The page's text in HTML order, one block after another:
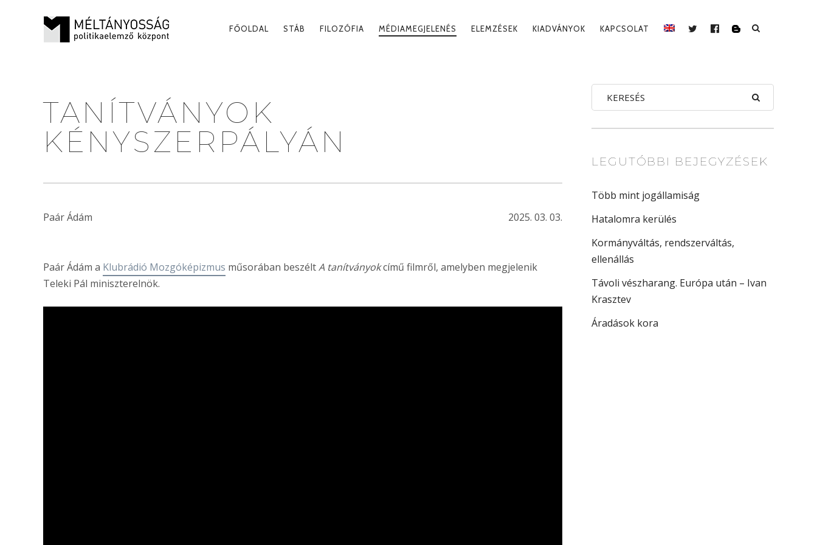
PRIMARY
FŐOLDAL STÁB FILOZÓFIA MÉDIAMEGJELENÉS ELEMZÉSEK KIADVÁNYOK KAPCSOLAT
TWITTER
FACEBOOK
BLOG
TANÍTVÁNYOK
KÉNYSZERPÁLYÁN
Paár Ádám 2025. 03. 03.
Paár Ádám a Klubrádió Mozgóképizmus műsorában beszéltA tanítványokcímű filmről, amelyben megjelenik
Teleki Pál miniszterelnök.
LEGUTÓBBI BEJEGYZÉSEK
Több mint jogállamiság
Hatalomra kerülés
Kormányváltás, rendszerváltás,
ellenállás
Távoli vészharang. Európa után – Ivan
Krasztev
Áradások kora